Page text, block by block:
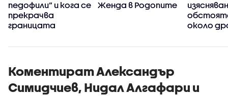
педофили” и кога се
прекрачва
границата
Женда в Родопите
около
Коментират Александър
Симидчиев, Нидал Алгафари и